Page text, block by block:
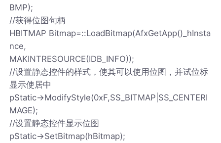
BMP);
//获得位图句柄
HBITMAP Bitmap=::LoadBitmap(AfxGetApp()_hInsta
nce,
MAKINTRESOURCE(IDB_INFO));
//设置静态控件的样式，使其可以使用位图，并试位标
显示使居中
pStatic->ModifyStyle(0xF,SS_BITMAP|SS_CENTERI
MAGE);
//设置静态控件显示位图
pStatic->SetBitmap(hBitmap);